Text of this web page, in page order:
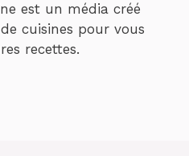
est un média créé
cuisines pour vous
recettes.